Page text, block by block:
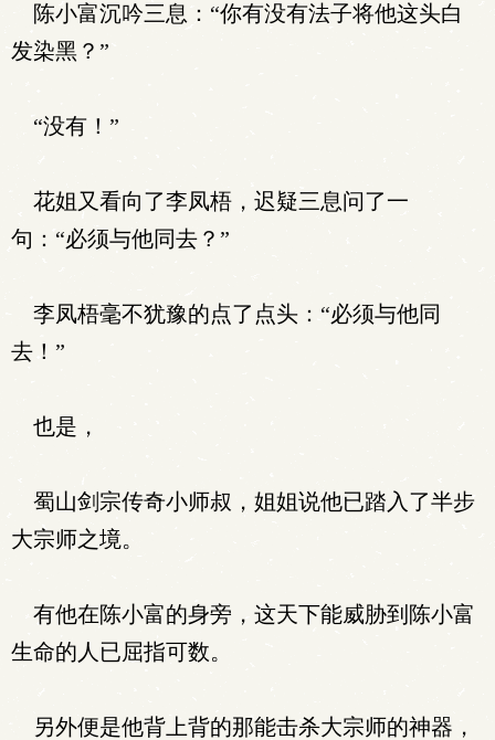
陈小富沉吟三息：“你有没有法子将他这头白
发染黑？”
“没有！”
花姐又看向了李凤梧，迟疑三息问了一
句：“必须与他同去？”
李凤梧毫不犹豫的点了点头：“必须与他同
去！”
也是，
蜀山剑宗传奇小师叔，姐姐说他已踏入了半步
大宗师之境。
有他在陈小富的身旁，这天下能威胁到陈小富
生命的人已屈指可数。
另外便是他背上背的那能击杀大宗师的神器，